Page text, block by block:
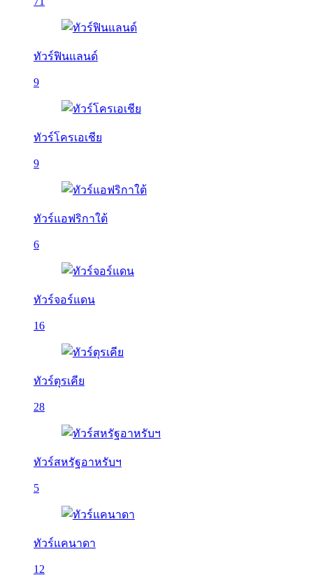
ทัวร์ฟินแลนด์
9
ทัวร์โครเอเชีย
9
ทัวร์แอฟริกาใต้
6
ทัวร์จอร์แดน
16
ทัวร์ตุรเคีย
28
ทัวร์สหรัฐอาหรับฯ
5
ทัวร์แคนาดา
12